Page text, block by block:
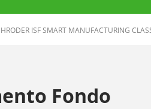
ISF SMART MANUFACTURING
Fondo